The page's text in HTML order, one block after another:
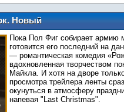
Новый
Пока Пол Фиг собирает армию
готовится его последний на
— романтическая комедия
вдохновленная творчеством
Майкла. И хотя на дворе
просмотра трейлера ленты
окунуться в атмосферу
напевая "Last Christmas".